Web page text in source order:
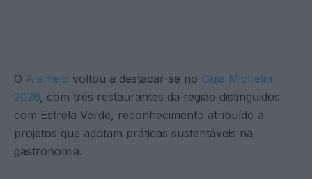
O Alentejo voltou a destacar-se no Guia Michelin
2026, com três restaurantes da região distinguidos
com Estrela Verde, reconhecimento atribuído a
projetos que adotam práticas sustentáveis na
gastronomia.